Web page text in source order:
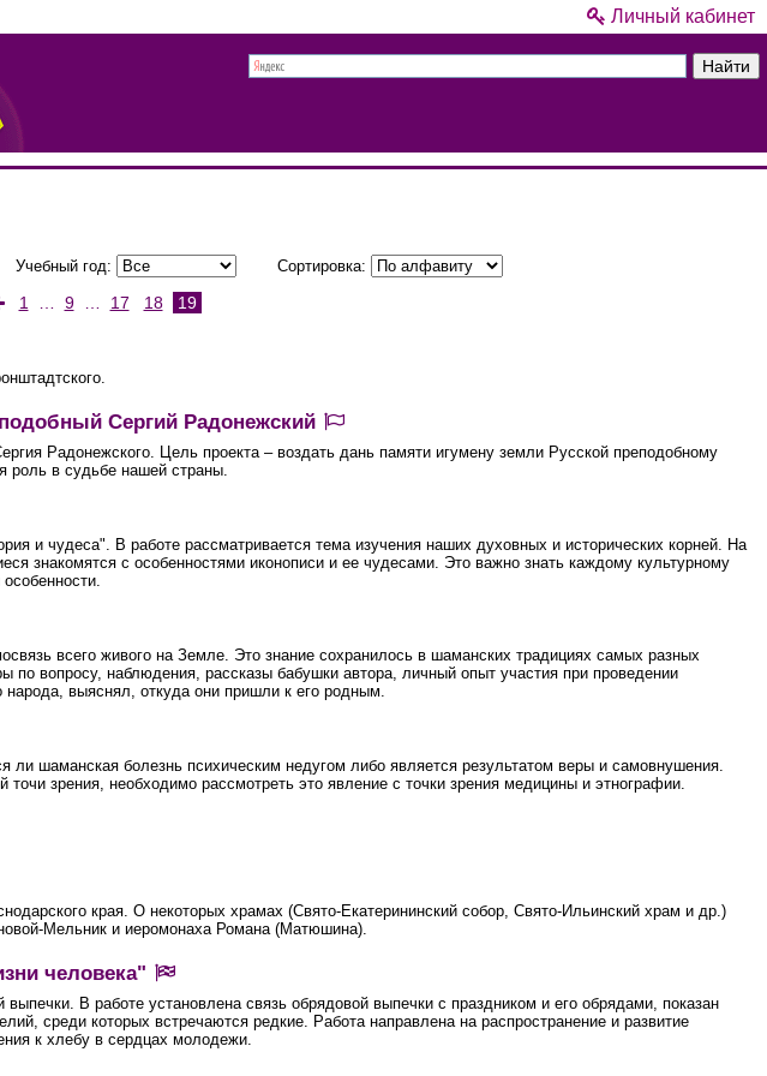
Личный кабинет
Учебный год: Сортировка:
1 9 17 18 19
Сергий Радонежский
Радонежского. Цель проекта – воздать дань памяти игумену земли Русской преподобному
в судьбе нашей страны.
и чудеса". В работе рассматривается тема изучения наших духовных и исторических корней. На
знакомятся с особенностями иконописи и ее чудесами. Это важно знать каждому культурному
всего живого на Земле. Это знание сохранилось в шаманских традициях самых разных
вопросу, наблюдения, рассказы бабушки автора, личный опыт участия при проведении
выяснял, откуда они пришли к его родным.
шаманская болезнь психическим недугом либо является результатом веры и самовнушения.
зрения, необходимо рассмотреть это явление с точки зрения медицины и этнографии.
края. О некоторых храмах (Свято-Екатерининский собор, Свято-Ильинский храм и др.)
Мельник и иеромонаха Романа (Матюшина).
человека"
В работе установлена связь обрядовой выпечки с праздником и его обрядами, показан
среди которых встречаются редкие. Работа направлена на распространение и развитие
к хлебу в сердцах молодежи.